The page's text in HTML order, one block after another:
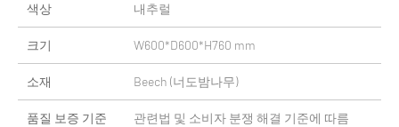
색상 내추럴
크기 W600*D600*H760 mm
소재 Beech (너도밤나무)
품질 보증 기준 관련법 및 소비자 분쟁 해결 기준에 따름